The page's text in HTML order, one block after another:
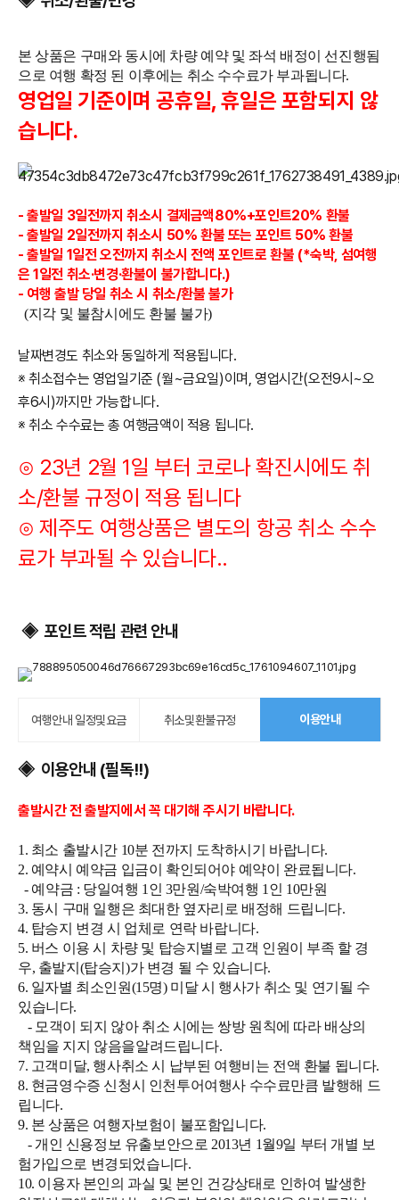
본 상품은 구매와 동시에 차량 예약 및 좌석 배정이 선진행됨
으로 여행 확정 된 이후에는 취소 수수료가 부과됩니다.
영업일 기준이며 공휴일, 휴일은 포함되지 않
습니다.
- 출발일 3일전까지취소시 결제금액80%+포인트20% 환불
- 출발일 2일전까지 취소시 50% 환불 또는 포인트 50% 환불
- 출발일 1일전 오전까지 취소시 전액 포인트로 환불 (*숙박, 섬여행
은 1일전 취소·변경·환불이 불가합니다.)
- 여행 출발 당일 취소 시 취소/환불 불가
(지각 및 불참시에도 환불 불가)
날짜변경도 취소와 동일하게 적용됩니다.
※ 취소접수는 영업일기준 (월~금요일)이며, 영업시간(오전9시~오
후6시)까지만 가능합니다.
※ 취소 수수료는 총 여행금액이 적용 됩니다.
⊙ 23년 2월 1일 부터 코로나 확진시에도 취
소/환불 규정이 적용 됩니다
​⊙ 제주도 여행상품은 별도의 항공 취소 수수
료가 부과될 수 있습니다..
◈포인트 적립 관련 안내
여행안내 일정및요금 취소및환불규정 이용안내
◈이용안내 (필독!!)
출발시간 전 출발지에서 꼭 대기해 주시기 바랍니다.
1. 최소 출발시간 10분 전까지 도착하시기 바랍니다.
2. 예약시 예약금 입금이 확인되어야 예약이 완료됩니다.
- 예약금 : 당일여행 1인 3만원/숙박여행 1인 10만원
3. 동시 구매 일행은 최대한 옆자리로 배정해 드립니다.
4. 탑승지 변경 시 업체로 연락 바랍니다.
5. 버스 이용 시 차량 및 탑승지별로 고객 인원이 부족 할 경
우, 출발지(탑승지)가 변경 될 수 있습니다.
6. 일자별 최소인원(15명) 미달 시 행사가 취소 및 연기될 수
있습니다.
- 모객이 되지 않아 취소 시에는 쌍방 원칙에 따라 배상의
책임을 지지 않음을알려드립니다.
7. 고객미달, 행사취소 시 납부된 여행비는 전액 환불 됩니다.
8. 현금영수증 신청시 인천투어여행사 수수료만큼 발행해 드
립니다.
9. 본 상품은 여행자보험이 불포함입니다.
- 개인 신용정보 유출보안으로 2013년 1월9일 부터 개별 보
험가입으로 변경되었습니다.
10. 이용자 본인의 과실 및 본인 건강상태로 인하여 발생한